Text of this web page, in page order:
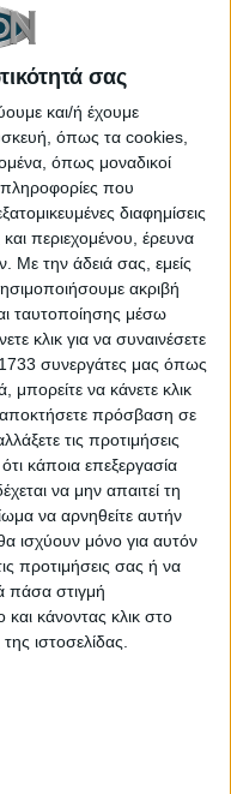
σας
και/ή έχουμε
όπως τα cookies,
όπως μοναδικοί
που
διαφημίσεις
περιεχομένου, έρευνα
Με την άδειά σας, εμείς
ακριβή
ταυτοποίησης μέσω
κλικ για να συναινέσετε
συνεργάτες μας όπως
να κάνετε κλικ
αποκτήσετε πρόσβαση σε
τις προτιμήσεις
κάποια επεξεργασία
να μην απαιτεί τη
να αρνηθείτε αυτήν
ισχύουν μόνο για αυτόν
προτιμήσεις σας ή να
πάσα στιγμή
κάνοντας κλικ στο
ιστοσελίδας.
στους τέσσερις
τροχούς, το
ίππους και στην
εξασφαλίζοντας
κατανάλωση
και για τις δύο
είναι 196 χλμ./ώρα,